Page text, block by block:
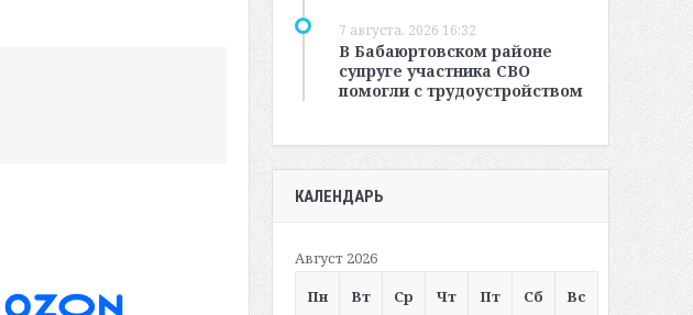
7 августа, 2026 16:32
В Бабаюртовском районе
супруге участника СВО
помогли с трудоустройством
КАЛЕНДАРЬ
Август 2026
Пн
Вт Ср Чт Пт Сб Вс